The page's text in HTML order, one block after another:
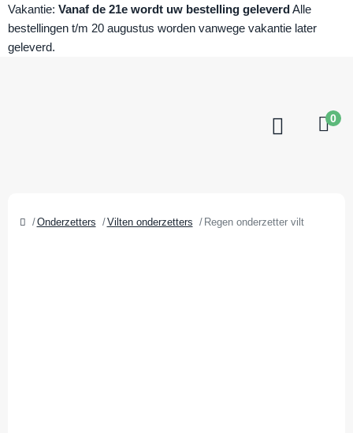
Vakantie: Vanaf de 21e wordt uw bestelling geleverdAlle
bestellingen t/m 20 augustus worden vanwege vakantie later
geleverd.
0
Onderzetters Vilten onderzetters Regen onderzetter vilt